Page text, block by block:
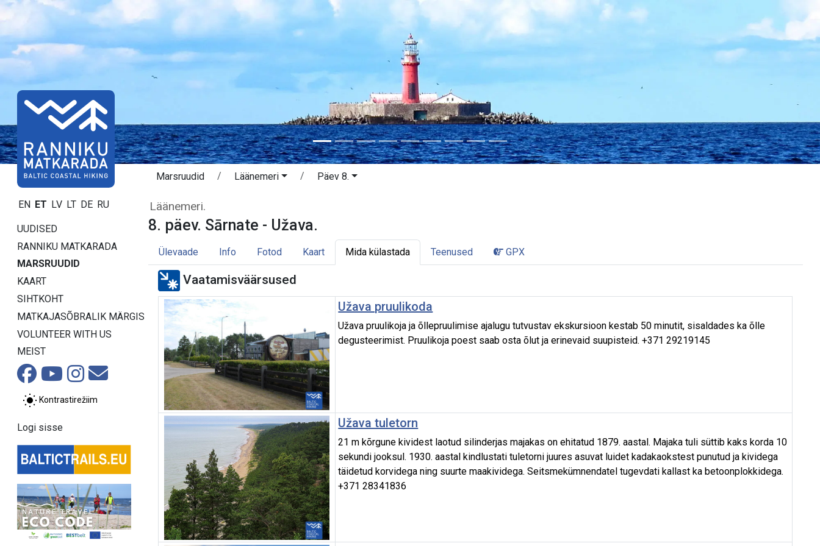
EN ET LV LT DE RU
UUDISED
RANNIKU MATKARADA
MARSRUUDID
KAART
SIHTKOHT
MATKAJASÕBRALIK MÄRGIS
VOLUNTEER WITH US
MEIST
Kontrastirežiim
Logi sisse
Marsruudid Läänemeri Päev 8.
Päev 8. Sārnate - Užava. Läänemeri.
Läänemeri.
8. päev. Sārnate - Užava.
Ülevaade Info Fotod Kaart Mida külastada Teenused GPX
Vaatamisväärsused
Užava pruulikoda
Užava pruulikoja ja õllepruulimise ajalugu tutvustav ekskursioon kestab 50 minutit, sisaldades ka õlle
degusteerimist. Pruulikoja poest saab osta õlut ja erinevaid suupisteid. +371 29219145
Užava tuletorn
21 m kõrgune kividest laotud silinderjas majakas on ehitatud 1879. aastal. Majaka tuli süttib kaks korda 10
sekundi jooksul. 1930. aastal kindlustati tuletorni juures asuvat luidet kadakaokstest punutud ja kividega
täidetud korvidega ning suurte maakividega. Seitsmekümnendatel tugevdati kallast ka betoonplokkidega.
+371 28341836